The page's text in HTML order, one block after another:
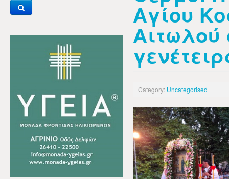
Αγίου
Αιτωλού
Category: Uncategorised